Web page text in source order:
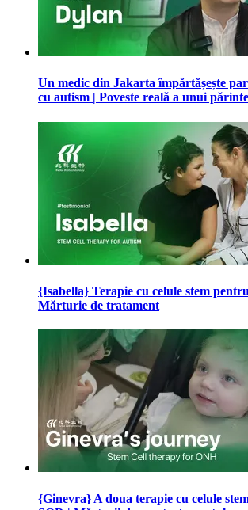
Un medic din Jakarta împărtășește
cu autism | Poveste reală a unui părinte
{Isabella} Terapie cu celule stem
Mărturie de tratament
{Ginevra} A doua terapie cu celule